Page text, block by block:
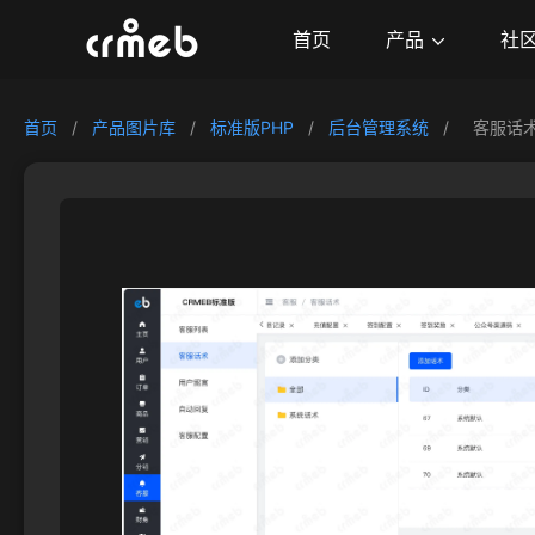
首页 产品 社
首页 / 产品图片库 / 标准版PHP / 后台管理系统 / 客服话